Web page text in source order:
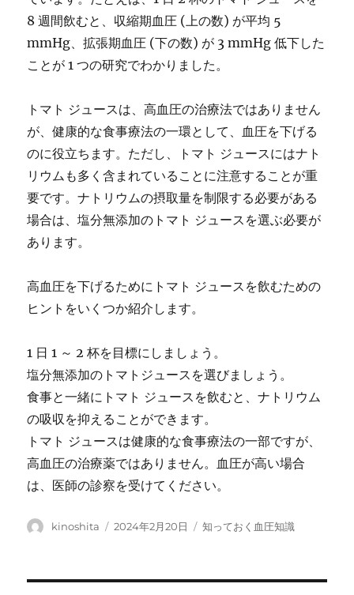
8 週間飲むと、収縮期血圧 (上の数) が平均 5
mmHg、拡張期血圧 (下の数) が 3 mmHg 低下した
ことが 1 つの研究でわかりました。
トマト ジュースは、高血圧の治療法ではありません
が、健康的な食事療法の一環として、血圧を下げる
のに役立ちます。ただし、トマト ジュースにはナト
リウムも多く含まれていることに注意することが重
要です。ナトリウムの摂取量を制限する必要がある
場合は、塩分無添加のトマト ジュースを選ぶ必要が
あります。
高血圧を下げるためにトマト ジュースを飲むための
ヒントをいくつか紹介します。
1 日 1 ～ 2 杯を目標にしましょう。
塩分無添加のトマトジュースを選びましょう。
食事と一緒にトマト ジュースを飲むと、ナトリウム
の吸収を抑えることができます。
トマト ジュースは健康的な食事療法の一部ですが、
高血圧の治療薬ではありません。血圧が高い場合
は、医師の診察を受けてください。
投
kinoshita
投
2024年2月20日
カ
知っておく血圧知識